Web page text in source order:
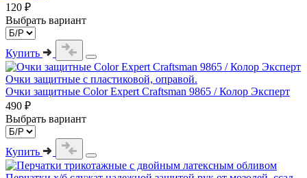
120 ₽
Выбрать вариант
Купить
Очки защитные с пластиковой, оправой.
Очки защитные Color Expert Craftsman 9865 / Колор Эксперт
490 ₽
Выбрать вариант
Купить